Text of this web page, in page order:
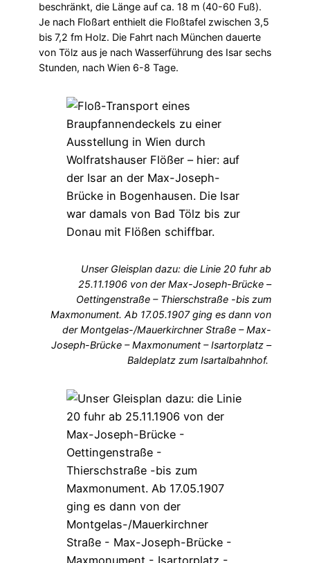
beschränkt, die Länge auf ca. 18 m (40-60 Fuß).
Je nach Floßart enthielt die Floßtafel zwischen 3,5
bis 7,2 fm Holz. Die Fahrt nach München dauerte
von Tölz aus je nach Wasserführung des Isar sechs
Stunden, nach Wien 6-8 Tage.
Unser Gleisplan dazu: die Linie 20 fuhr ab
25.11.1906 von der Max-Joseph-Brücke –
Oettingenstraße – Thierschstraße -bis zum
Maxmonument. Ab 17.05.1907 ging es dann von
der Montgelas-/Mauerkirchner Straße – Max-
Joseph-Brücke – Maxmonument – Isartorplatz –
Baldeplatz zum Isartalbahnhof.